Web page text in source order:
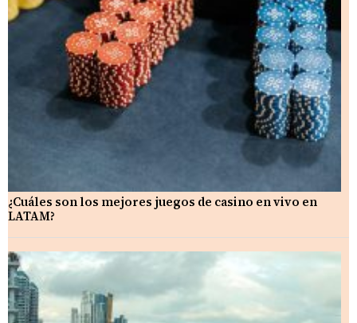
¿Cuáles son los mejores juegos de casino en vivo en
LATAM?